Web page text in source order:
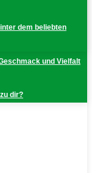
dem beliebten
und Vielfalt
dir?